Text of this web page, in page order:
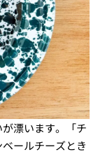
漂います。「チ
ールチーズとき